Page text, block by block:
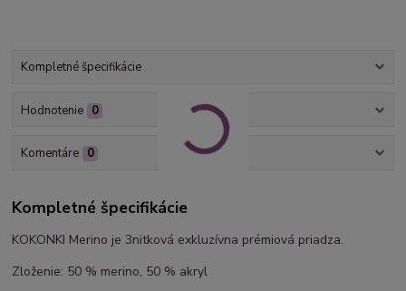
Kompletné špecifikácie
Hodnotenie 0
Komentáre 0
Kompletné špecifikácie
KOKONKI Merino je 3nitková exkluzívna prémiová priadza.
Zloženie: 50 % merino, 50 % akryl